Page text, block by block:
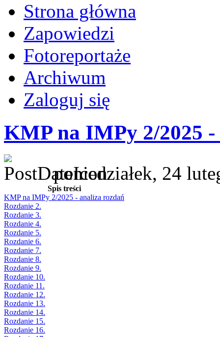
Strona główna
Zapowiedzi
Fotoreportaże
Archiwum
Zaloguj się
KMP na IMPy 2/2025
poniedziałek, 24
Spis treści
KMP na IMPy 2/2025 - analiza rozdań
Rozdanie 2.
Rozdanie 3.
Rozdanie 4.
Rozdanie 5.
Rozdanie 6.
Rozdanie 7.
Rozdanie 8.
Rozdanie 9.
Rozdanie 10.
Rozdanie 11.
Rozdanie 12.
Rozdanie 13.
Rozdanie 14.
Rozdanie 15.
Rozdanie 16.